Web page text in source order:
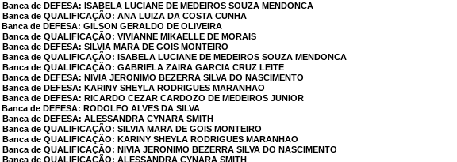
Banca de DEFESA: ISABELA LUCIANE DE MEDEIROS SOUZA MENDONCA
Banca de QUALIFICAÇÃO: ANA LUIZA DA COSTA CUNHA
Banca de DEFESA: GILSON GERALDO DE OLIVEIRA
Banca de QUALIFICAÇÃO: VIVIANNE MIKAELLE DE MORAIS
Banca de DEFESA: SILVIA MARA DE GOIS MONTEIRO
Banca de QUALIFICAÇÃO: ISABELA LUCIANE DE MEDEIROS SOUZA MENDONCA
Banca de QUALIFICAÇÃO: GABRIELA ZAIRA GARCIA CRUZ LEITE
Banca de DEFESA: NIVIA JERONIMO BEZERRA SILVA DO NASCIMENTO
Banca de DEFESA: KARINY SHEYLA RODRIGUES MARANHAO
Banca de DEFESA: RICARDO CEZAR CARDOZO DE MEDEIROS JUNIOR
Banca de DEFESA: RODOLFO ALVES DA SILVA
Banca de DEFESA: ALESSANDRA CYNARA SMITH
Banca de QUALIFICAÇÃO: SILVIA MARA DE GOIS MONTEIRO
Banca de QUALIFICAÇÃO: KARINY SHEYLA RODRIGUES MARANHAO
Banca de QUALIFICAÇÃO: NIVIA JERONIMO BEZERRA SILVA DO NASCIMENTO
Banca de QUALIFICAÇÃO: ALESSANDRA CYNARA SMITH